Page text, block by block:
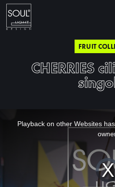
FRUIT
CHERRIES
Video
Player
is
loading.
Playback on other Websites